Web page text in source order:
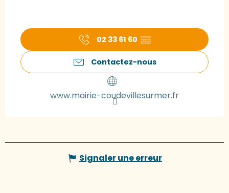
02 33 61 60 ▒▒
Contactez-nous
www.mairie-coudevillesurmer.fr
Signaler une erreur